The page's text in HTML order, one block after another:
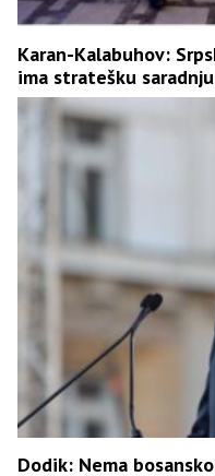
Karan-Kalabuhov:
ima stratešku saradnju
Dodik: Nema